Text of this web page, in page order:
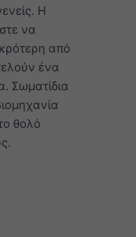
Η
να
από
ένα
Σωματίδια
θολό